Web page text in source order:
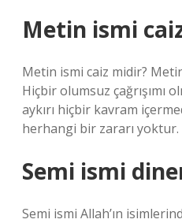
Metin ismi
Metin ismi caiz midir?
Hiçbir olumsuz çağrışımı
aykırı hiçbir kavram
herhangi bir zararı yoktur.
Semi ismi
Semi ismi Allah’ın